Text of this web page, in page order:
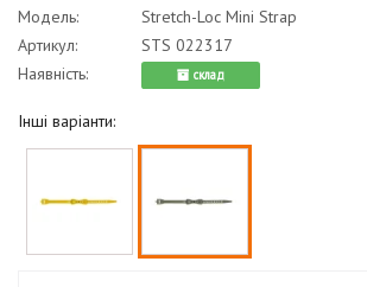
Модель:
Stretch-Loc Mini Strap
Артикул:
STS 022317
Наявність:
cклад
Інші варіанти: